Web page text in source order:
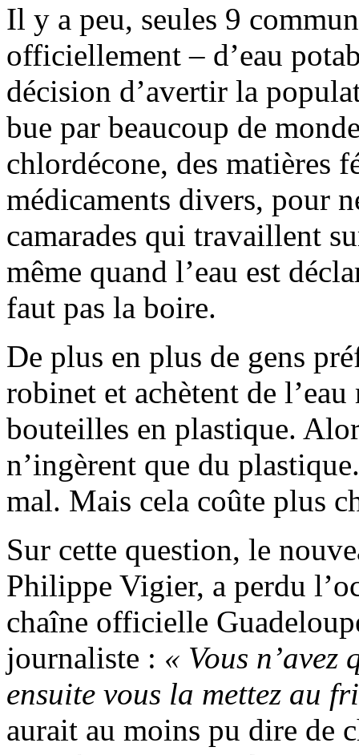
Il y a peu, seules 9
officiellement – d’eau
décision d’avertir la
bue par beaucoup de
chlordécone, des matières
médicaments divers, pour
camarades qui travaillent
même quand l’eau est
faut pas la boire.
De plus en plus de gens
robinet et achètent de
bouteilles en plastique.
n’ingèrent que du
mal. Mais cela coûte plus
Sur cette question, le
Philippe Vigier, a perdu
chaîne officielle
journaliste : « Vous n’avez
ensuite vous la mettez au
aurait au moins pu dire de